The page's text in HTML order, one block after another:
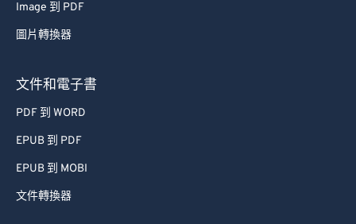
Image 到 PDF
圖片轉換器
文件和電子書
PDF 到 WORD
EPUB 到 PDF
EPUB 到 MOBI
文件轉換器